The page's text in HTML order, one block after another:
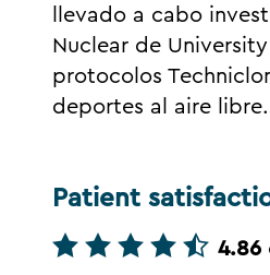
llevado a cabo
Nuclear de
protocolos
deportes al aire libre.
Patient
4.86